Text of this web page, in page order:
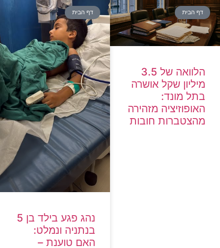
דף הבית
הלוואה של 3.5
מיליון שקל אושרה
בתל מונד:
האופוזיציה מזהירה
מהצטברות חובות
דף הבית
נהג פגע בילד בן 5
בנתניה ונמלט:
האם טוענת –